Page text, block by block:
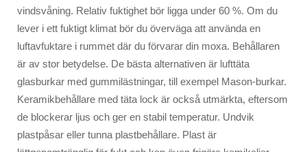
vindsvåning. Relativ fuktighet bör ligga under 60 %. Om du
lever i ett fuktigt klimat bör du överväga att använda en
luftavfuktare i rummet där du förvarar din moxa. Behållaren
är av stor betydelse. De bästa alternativen är lufttäta
glasburkar med gummilästningar, till exempel Mason-burkar.
Keramikbehållare med täta lock är också utmärkta, eftersom
de blockerar ljus och ger en stabil temperatur. Undvik
plastpåsar eller tunna plastbehållare. Plast är